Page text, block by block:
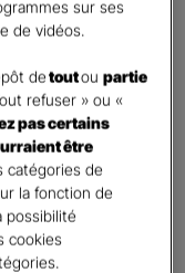
sur ses
de vidéos.
detoutoupartie
refuser » ou «
pas certains
être
catégories de
la fonction de
possibilité
cookies